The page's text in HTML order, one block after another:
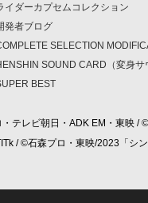
イダーカプセムコレクション
発者ブログ
SELECTION
SOUND CARD（変身サ
BEST
テレビ朝日・ADK EM・東映
/ ©石森プロ・東映/2023「